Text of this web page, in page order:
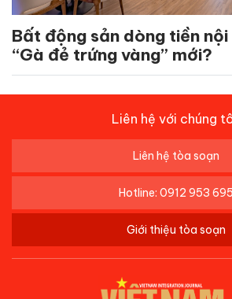
Bất động sản dòng tiền
“Gà đẻ trứng vàng” mới?
Liên hệ với chúng
Liên hệ tòa soạn
Hotline: 0912 953 695
Giới thiệu tòa soạn